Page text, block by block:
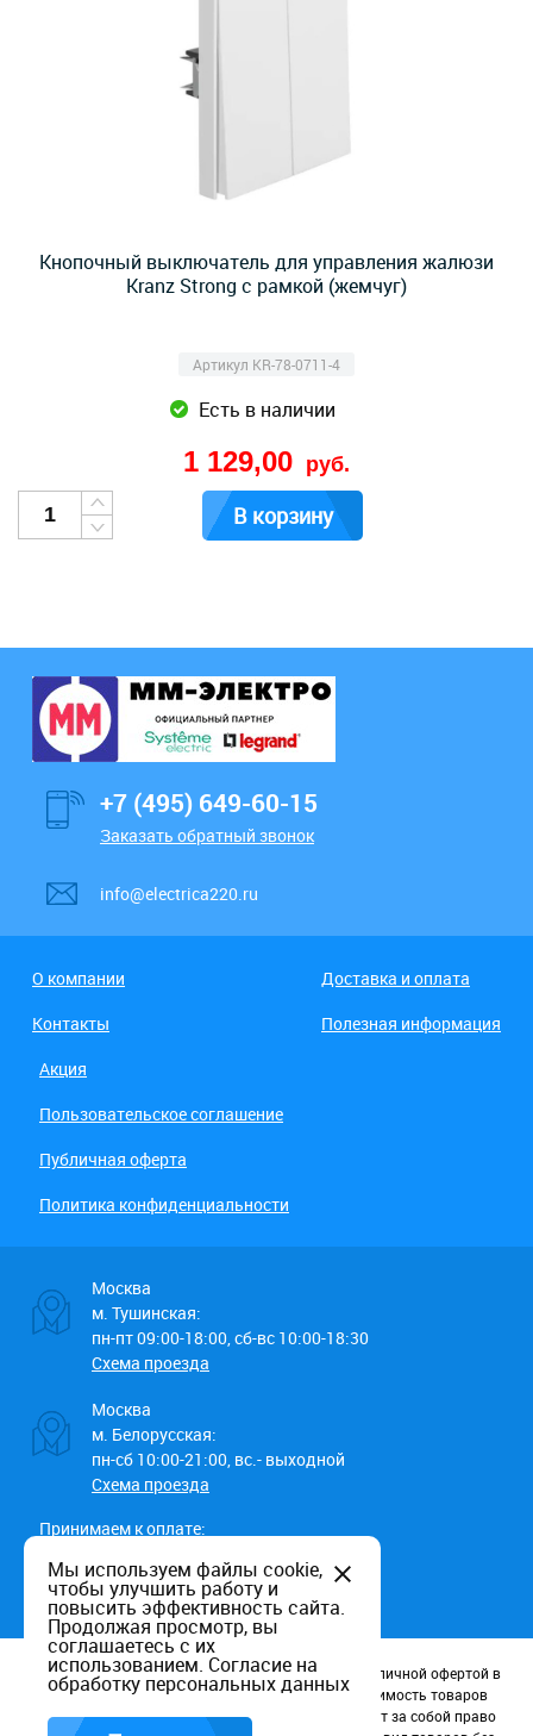
Кнопочный выключатель для управления жалюзи
Kranz Strong с рамкой (жемчуг)
Артикул KR-78-0711-4
Есть в наличии
1 129,00 руб.
В корзину
+7 (495) 649-60-15
Заказать обратный звонок
info@electrica220.ru
О компании
Доставка и оплата
Контакты
Полезная информация
Акция
Пользовательское соглашение
Публичная оферта
Политика конфиденциальности
Москва
м. Тушинская:
пн-пт 09:00-18:00, сб-вс 10:00-18:30
Схема проезда
Москва
м. Белорусская:
пн-сб 10:00-21:00, вс.- выходной
Схема проезда
Принимаем к оплате:
Данный информационный ресурс не является публичной офертой в
соотв. со статьей 437 (п.2) ГК РФ. Наличие и стоимость товаров
уточняйте по телефону. Производители оставляют за собой право
Мы используем файлы cookie,
чтобы улучшить работу и
повысить эффективность сайта.
Продолжая просмотр, вы
соглашаетесь с их
использованием. Согласие на
обработку персональных данных